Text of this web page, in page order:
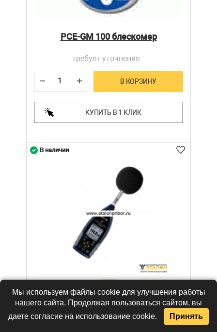
PCE-GM 100 блескомер
требует уточнения
В КОРЗИНУ
КУПИТЬ В 1 КЛИК
В наличии
Мы используем файлы cookie для улучшения работы
нашего сайта. Продолжая пользоваться сайтом, вы
даете согласие на использование cookie.
Принять